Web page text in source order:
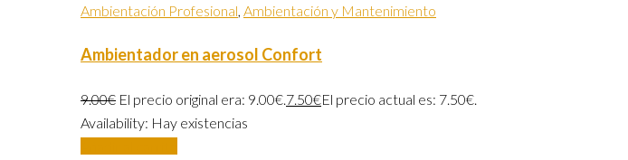
Ambientación Profesional Ambientación y Mantenimiento
Ambientador en aerosol Confort
9.00€ El precio original era: 9.00€.7.50€El precio actual es: 7.50€.
Availability: Hay existencias